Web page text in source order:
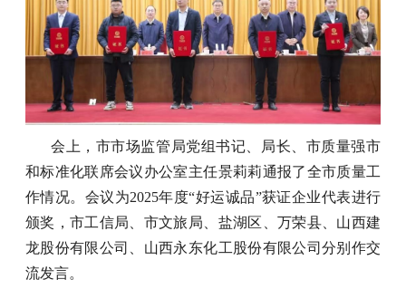
会上，市市场监管局党组书记、局长、市质量强市
和标准化联席会议办公室主任景莉莉通报了全市质量工
作情况。会议为2025年度“好运诚品”获证企业代表进行
颁奖，市工信局、市文旅局、盐湖区、万荣县、山西建
龙股份有限公司、山西永东化工股份有限公司分别作交
流发言。